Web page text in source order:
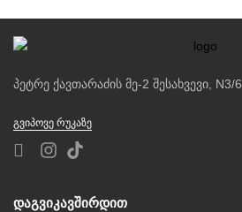
პეტრე ქავთარაძის მე-2 შესახვევი, N3/6
ᲒᲕᲘᲞᲝᲕᲔ ᲠᲣᲙᲐᲖᲔ
Დაგვიკავშირდით